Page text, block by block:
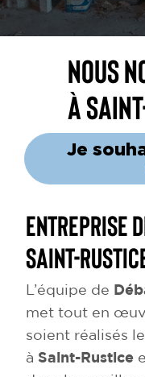
Nous
à
Je
Entreprise
Saint-
L’équipe de
met tout en
soient réalisés
à Saint-Rustice